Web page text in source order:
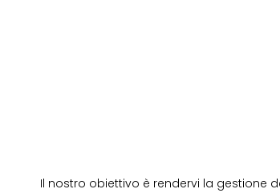
Il nostro obiettivo è rendervi la gestione